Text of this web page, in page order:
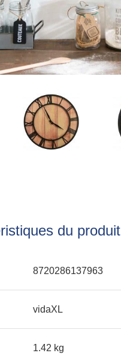
du produit
8720286137963
vidaXL
1.42 kg